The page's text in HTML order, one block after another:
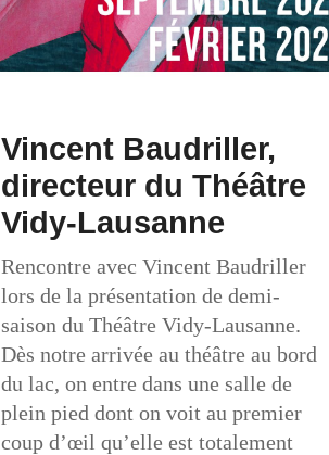
Vincent Baudriller,
directeur du Théâtre
Vidy-Lausanne
Rencontre avec Vincent Baudriller
lors de la présentation de demi-
saison du Théâtre Vidy-Lausanne.
Dès notre arrivée au théâtre au bord
du lac, on entre dans une salle de
plein pied dont on voit au premier
coup d’œil qu’elle est totalement